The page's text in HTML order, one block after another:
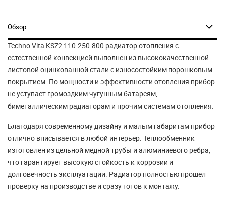
Обзор
Techno Vita KSZ2 110-250-800 радиатор отопления c
естественной конвекцией выполнен из высококачественной
листовой оцинкованной стали с износостойким порошковым
покрытием. По мощности и эффективности отопления прибор
не уступает громоздким чугунным батареям,
биметаллическим радиаторам и прочим системам отопления.
Благодаря современному дизайну и малым габаритам прибор
отлично вписывается в любой интерьер. Теплообменник
изготовлен из цельной медной трубы и алюминиевого ребра,
что гарантирует высокую стойкость к коррозии и
долговечность эксплуатации. Радиатор полностью прошел
проверку на производстве и сразу готов к монтажу.